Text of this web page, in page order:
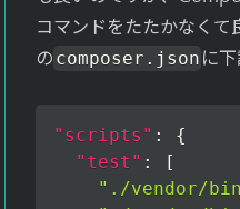
コマンドをたたかなくて
の composer.json に
"scripts" :
{
"test" :
[
"./vendor/